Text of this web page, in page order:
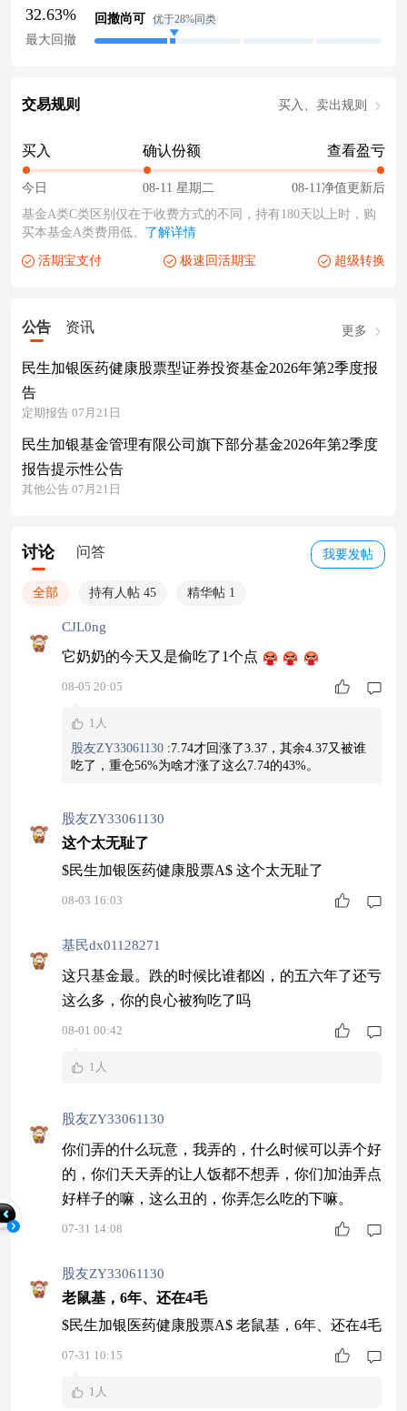
32.63%
最大回撤
回撤尚可 优于28%同类
交易规则 买入、卖出规则
买入
今日
确认份额
08-11 星期二
查看盈亏
08-11净值更新后
基金A类C类区别仅在于收费方式的不同，持有180天以上时，购
买本基金A类费用低。 了解详情
活期宝支付 极速回活期宝 超级转换
公告 资讯 更多
民生加银医药健康股票型证券投资基金2026年第2季度报
告
定期报告 07月21日
民生加银基金管理有限公司旗下部分基金2026年第2季度
报告提示性公告
其他公告 07月21日
我要发帖
讨论 问答
全部 持有人帖 45 精华帖 1
CJL0ng
它奶奶的今天又是偷吃了1个点
08-05 20:05
1人
股友ZY33061130 :7.74才回涨了3.37，其余4.37又被谁
吃了，重仓56%为啥才涨了这么7.74的43%。
股友ZY33061130
这个太无耻了
$民生加银医药健康股票A$ 这个太无耻了
08-03 16:03
基民dx01128271
这只基金最。跌的时候比谁都凶，的五六年了还亏
这么多，你的良心被狗吃了吗
08-01 00:42
1人
股友ZY33061130
你们弄的什么玩意，我弄的，什么时候可以弄个好
的，你们天天弄的让人饭都不想弄，你们加油弄点
好样子的嘛，这么丑的，你弄怎么吃的下嘛。
07-31 14:08
股友ZY33061130
老鼠基，6年、还在4毛
$民生加银医药健康股票A$ 老鼠基，6年、还在4毛
07-31 10:15
1人